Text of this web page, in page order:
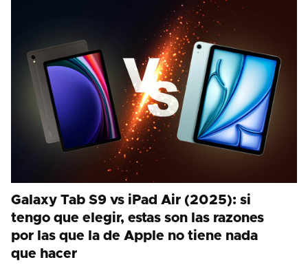
Galaxy Tab S9 vs iPad Air (2025): si
tengo que elegir, estas son las razones
por las que la de Apple no tiene nada
que hacer